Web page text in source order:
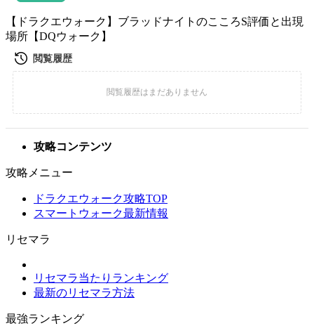
【ドラクエウォーク】ブラッドナイトのこころS評価と出現
場所【DQウォーク】
攻略コンテンツ
攻略メニュー
ドラクエウォーク攻略TOP
スマートウォーク最新情報
リセマラ
リセマラ当たりランキング
最新のリセマラ方法
最強ランキング